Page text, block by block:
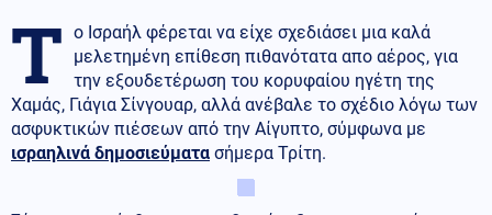
Τ ο Ισραήλ φέρεται να είχε σχεδιάσει μια καλά
μελετημένη επίθεση πιθανότατα απο αέρος, για
την εξουδετέρωση του κορυφαίου ηγέτη της
Χαμάς, Γιάγια Σίνγουαρ, αλλά ανέβαλε το σχέδιο λόγω των
ασφυκτικών πιέσεων από την Αίγυπτο, σύμφωνα με
ισραηλινά δημοσιεύματα σήμερα Τρίτη.